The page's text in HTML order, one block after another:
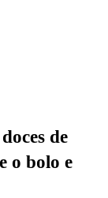
de
o bolo e